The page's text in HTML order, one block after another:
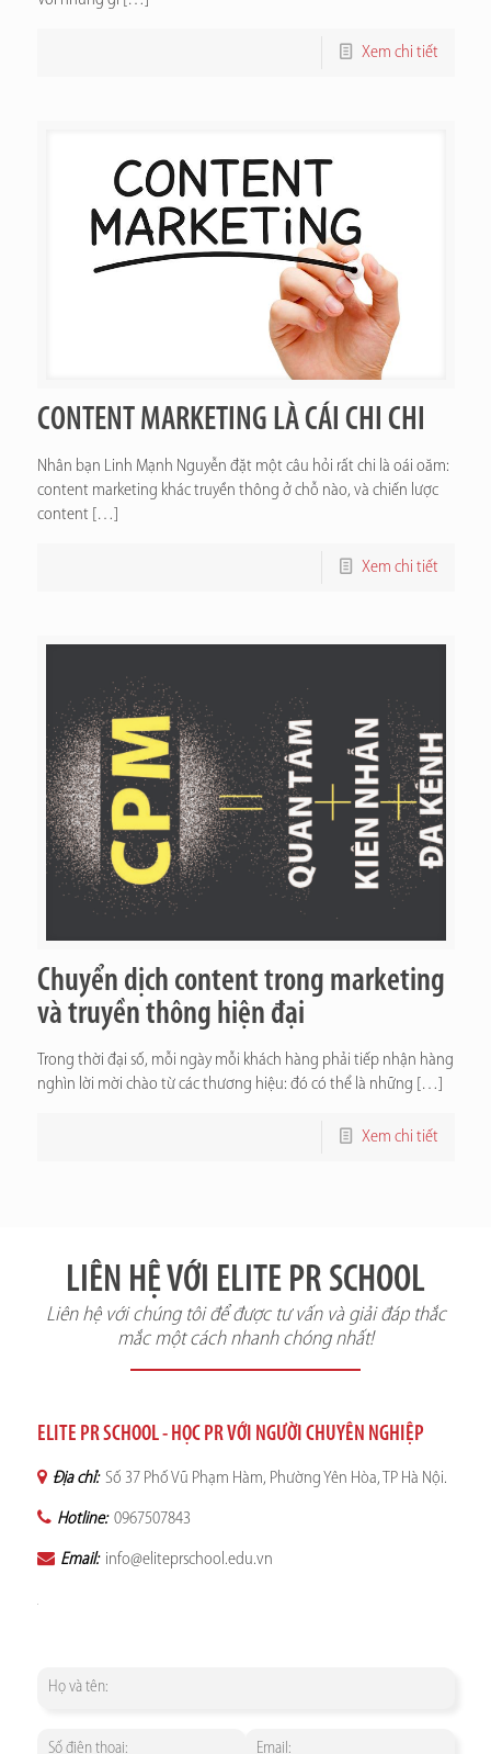
Xem chi tiết
CONTENT MARKETING LÀ CÁI CHI CHI
Nhân bạn Linh Mạnh Nguyễn đặt một câu hỏi rất chi là oái oăm:
content marketing khác truyền thông ở chỗ nào, và chiến lược
content […]
Xem chi tiết
Chuyển dịch content trong marketing
và truyền thông hiện đại
Trong thời đại số, mỗi ngày mỗi khách hàng phải tiếp nhận hàng
nghìn lời mời chào từ các thương hiệu: đó có thể là những […]
Xem chi tiết
LIÊN HỆ VỚI ELITE PR SCHOOL
Liên hệ với chúng tôi để được tư vấn và giải đáp thắc
mắc một cách nhanh chóng nhất!
ELITE PR SCHOOL - HỌC PR VỚI NGƯỜI CHUYÊN NGHIỆP
Địa chỉ: Số 37 Phố Vũ Phạm Hàm, Phường Yên Hòa, TP Hà Nội.
Hotline: 0967507843
Email: info@eliteprschool.edu.vn